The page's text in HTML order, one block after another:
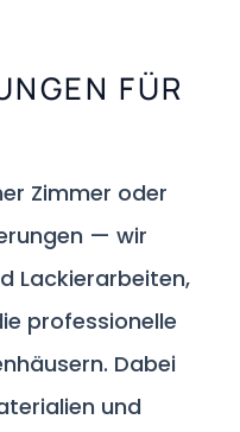
FÜR
Zimmer oder
— wir
Lackierarbeiten,
professionelle
Dabei
und